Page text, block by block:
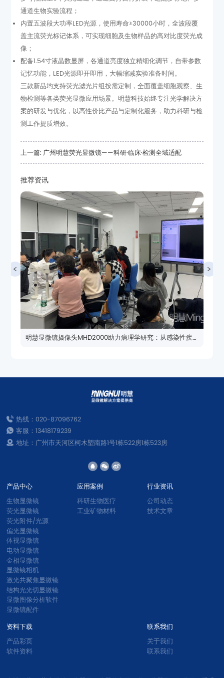
通道生物实验流程；
像；
记忆功能，LED光源即开即用，大幅缩减实验准备时间。
测工作提质增效。
上一篇: 广州明慧荧光显微镜——科研·临床·检测全域适配
推荐资讯
热线：020-87096762
客服：13418179239
地址：广州市天河区柯木塱南路1号1栋522房1栋523房
产品中心
生物显微镜
荧光显微镜
荧光附件/光源
偏光显微镜
体视显微镜
电动显微镜
金相显微镜
显微镜相机
激光共聚焦显微镜
结构光光切显微镜
显微图像分析软件
显微镜配件
应用案例
科研生物医疗
工业矿物材料
行业资讯
公司动态
技术文章
资料下载
产品彩页
软件资料
联系我们
关于我们
联系我们